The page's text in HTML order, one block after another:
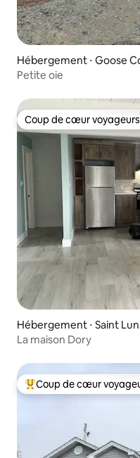
Hébergement ⋅ Goose
Petite oie
Coup de cœur voyageurs
Coup de cœur voyageurs
Hébergement ⋅ Saint
La maison Dory
Coups de cœur
Coup de cœur